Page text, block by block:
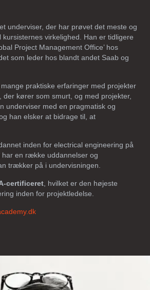
underviser, der har prøvet det meste og
kursisternes virkelighed. Han er tidligere
Project Management Office’ hos
som leder hos blandt andet Saab og
praktiske erfaringer med projekter
der kører som smurt, og med projekter,
underviser med en pragmatisk og
han elsker at bidrage til, at
inden for electrical engineering på
har en række uddannelser og
trækker på i undervisningen.
certificeret , hvilket er den højeste
inden for projektledelse.